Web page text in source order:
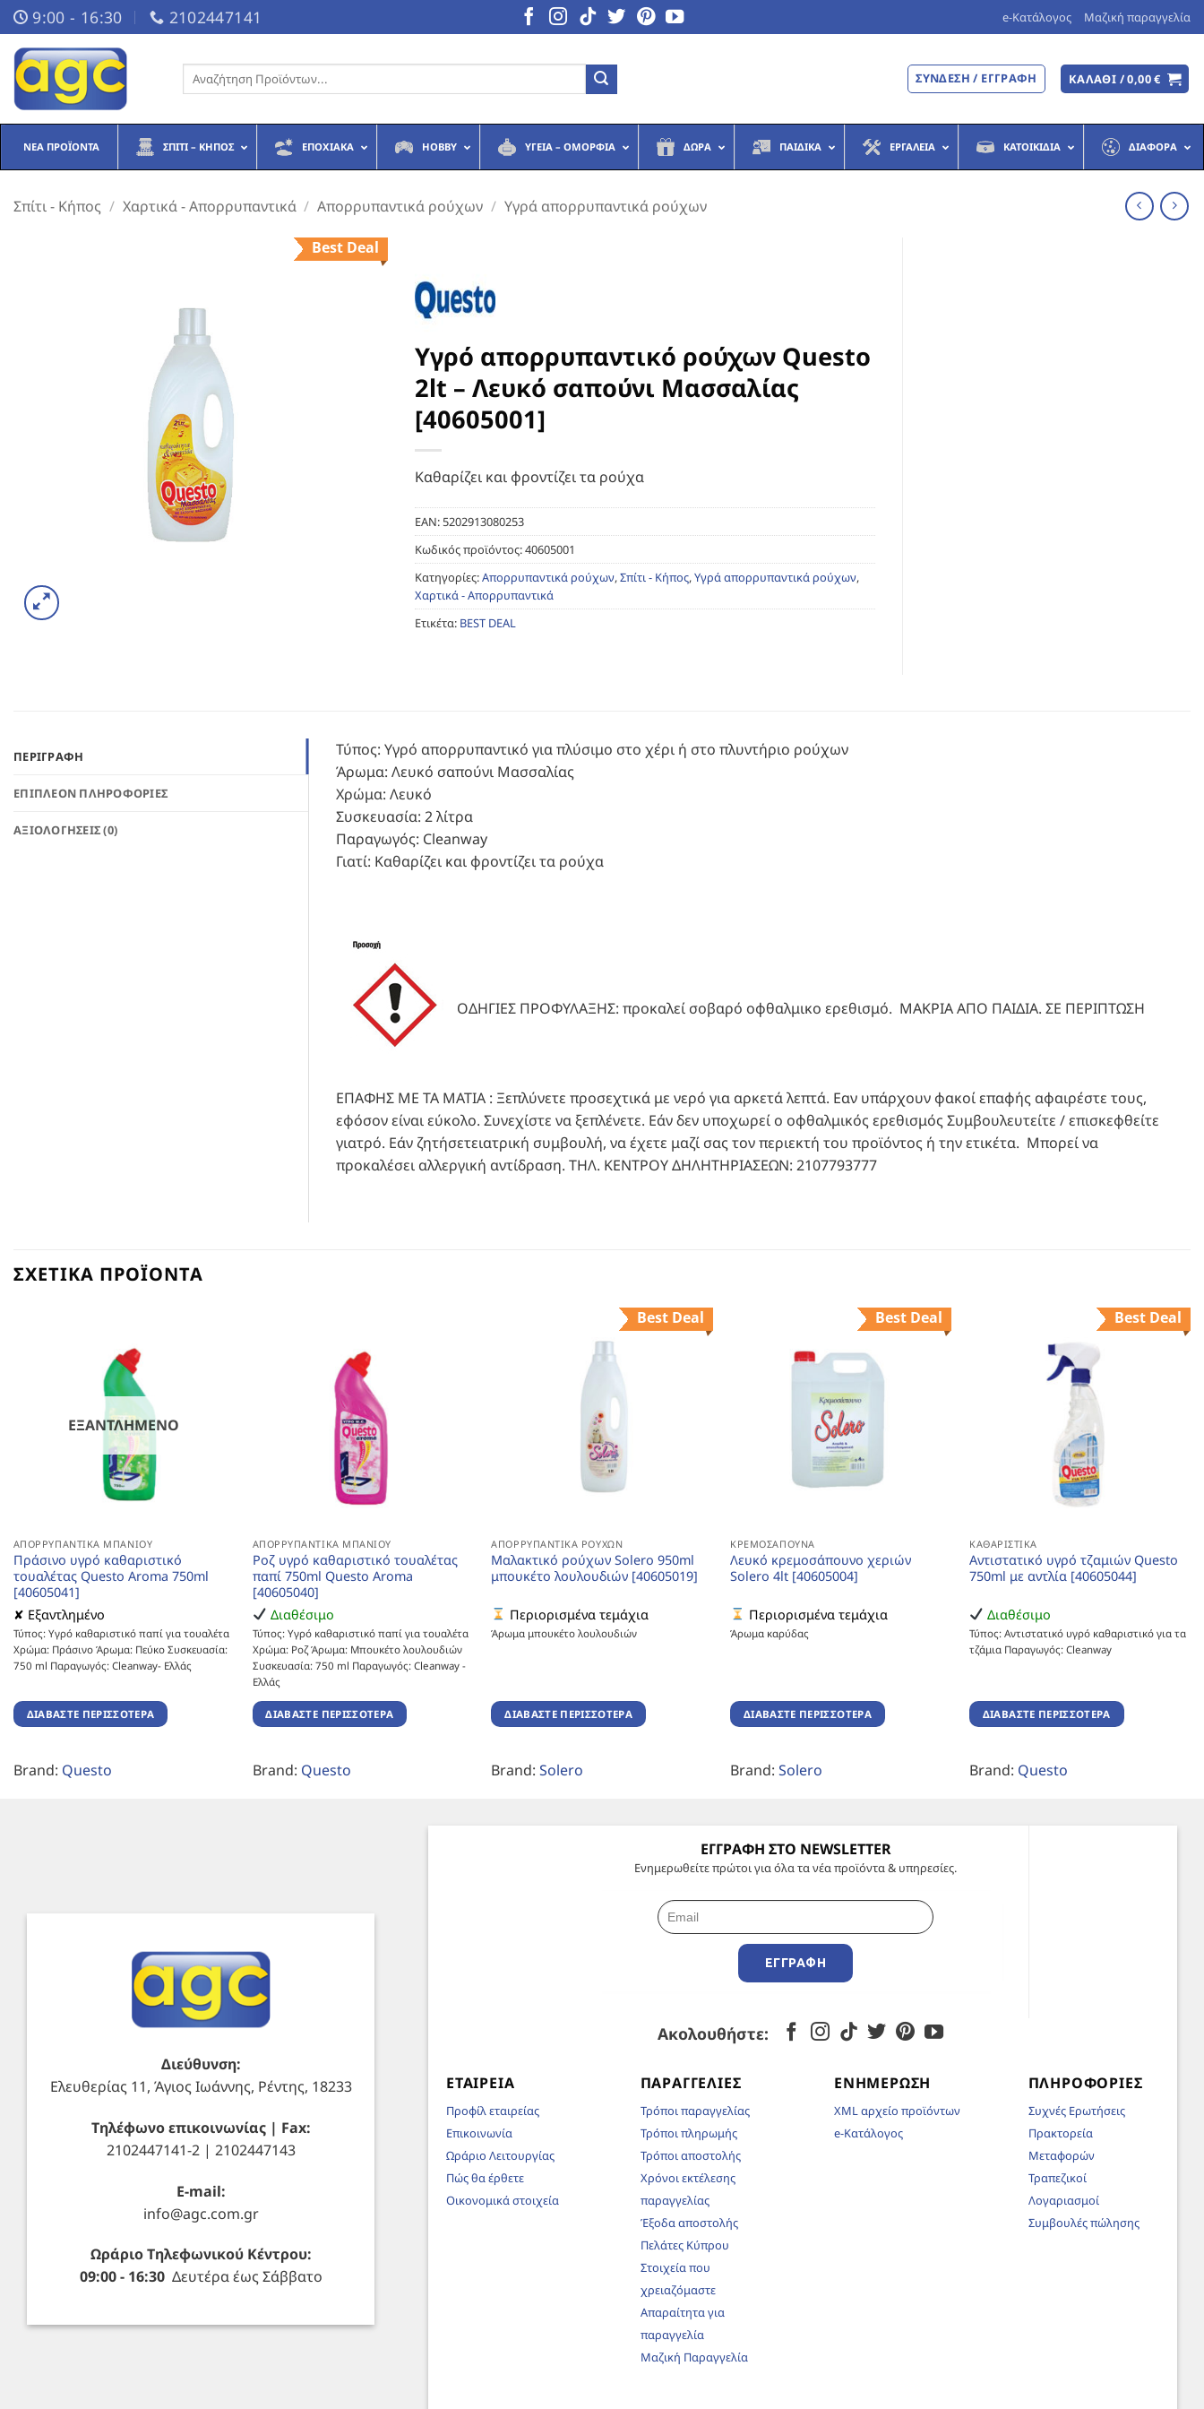
Μετάβαση
στο
περιεχόμενο
9:00 - 16:30 2102447141 e-Κατάλογος Μαζική παραγγελία
Αναζήτηση
ΣΎΝΔΕΣΗ / ΕΓΓΡΑΦΉ ΚΑΛΆΘΙ /0,00€
ΝΈΑ ΠΡΟΪΌΝΤΑ ΣΠΊΤΙ – ΚΉΠΟΣ ΕΠΟΧΙΑΚΆ HOBBY ΥΓΕΙΆ – ΟΜΟΡΦΙΆ ΔΏΡΑ ΠΑΙΔΙΚΆ ΕΡΓΑΛΕΊΑ ΚΑΤΟΙΚΊΔΙΑ ΔΙΆΦΟΡΑ
Σπίτι - Κήπος / Χαρτικά - Απορρυπαντικά / Απορρυπαντικά ρούχων / Υγρά απορρυπαντικά ρούχων
Best Deal
Υγρό απορρυπαντικό ρούχων Questo
2lt – Λευκό σαπούνι Μασσαλίας
[40605001]
Καθαρίζει και φροντίζει τα ρούχα
EAN:5202913080253
Κωδικός προϊόντος:40605001
Κατηγορίες:Απορρυπαντικά ρούχων,Σπίτι - Κήπος,Υγρά απορρυπαντικά ρούχων,
Χαρτικά - Απορρυπαντικά
Ετικέτα: BEST DEAL
ΠΕΡΙΓΡΑΦΉ
ΕΠΙΠΛΈΟΝ ΠΛΗΡΟΦΟΡΊΕΣ
ΑΞΙΟΛΟΓΉΣΕΙΣ (0)
Τύπος: Υγρό απορρυπαντικό για πλύσιμο στο χέρι ή στο πλυντήριο ρούχων
Άρωμα: Λευκό σαπούνι Μασσαλίας
Χρώμα: Λευκό
Συσκευασία: 2 λίτρα
Παραγωγός: Cleanway
Γιατί: Καθαρίζει και φροντίζει τα ρούχα
ΟΔΗΓΙΕΣ ΠΡΟΦΥΛΑΞΗΣ: προκαλεί σοβαρό οφθαλμικο ερεθισμό. ΜΑΚΡΙΑ ΑΠΟ ΠΑΙΔΙΑ. ΣΕ ΠΕΡΙΠΤΩΣΗ
ΕΠΑΦΗΣ ΜΕ ΤΑ ΜΑΤΙΑ : Ξεπλύνετε προσεχτικά με νερό για αρκετά λεπτά. Εαν υπάρχουν φακοί επαφής αφαιρέστε τους,
εφόσον είναι εύκολο. Συνεχίστε να ξεπλένετε. Εάν δεν υποχωρεί ο οφθαλμικός ερεθισμός Συμβουλευτείτε / επισκεφθείτε
γιατρό. Εάν ζητήσετειατρική συμβουλή, να έχετε μαζί σας τον περιεκτή του προϊόντος ή την ετικέτα. Μπορεί να
προκαλέσει αλλεργική αντίδραση. ΤΗΛ. ΚΕΝΤΡΟΥ ΔΗΛΗΤΗΡΙΑΣΕΩΝ: 2107793777
ΣΧΕΤΙΚΆ ΠΡΟΪΌΝΤΑ
ΕΞΑΝΤΛΗΜΈΝΟ
ΑΠΟΡΡΥΠΑΝΤΙΚΆ ΜΠΆΝΙΟΥ
Πράσινο υγρό καθαριστικό
τουαλέτας Questo Aroma 750ml
[40605041]
✘ Εξαντλημένο
Τύπος: Υγρό καθαριστικό παπί για τουαλέτα
Χρώμα: Πράσινο Άρωμα: Πεύκο Συσκευασία:
750 ml Παραγωγός: Cleanway- Ελλάς
ΔΙΑΒΆΣΤΕ ΠΕΡΙΣΣΌΤΕΡΑ
Brand: Questo
ΑΠΟΡΡΥΠΑΝΤΙΚΆ ΜΠΆΝΙΟΥ
Ροζ υγρό καθαριστικό τουαλέτας
παπί 750ml Questo Aroma
[40605040]
Διαθέσιμο
Τύπος: Υγρό καθαριστικό παπί για τουαλέτα
Χρώμα: Ροζ Άρωμα: Μπουκέτο λουλουδιών
Συσκευασία: 750 ml Παραγωγός: Cleanway -
Ελλάς
ΔΙΑΒΆΣΤΕ ΠΕΡΙΣΣΌΤΕΡΑ
Brand: Questo
Best Deal
ΑΠΟΡΡΥΠΑΝΤΙΚΆ ΡΟΎΧΩΝ
Μαλακτικό ρούχων Solero 950ml
μπουκέτο λουλουδιών [40605019]
Περιορισμένα τεμάχια
Άρωμα μπουκέτο λουλουδιών
ΔΙΑΒΆΣΤΕ ΠΕΡΙΣΣΌΤΕΡΑ
Brand:Solero
Best Deal
ΚΡΕΜΟΣΆΠΟΥΝΑ
Λευκό κρεμοσάπουνο χεριών
Solero 4lt [40605004]
Περιορισμένα τεμάχια
Άρωμα καρύδας
ΔΙΑΒΆΣΤΕ ΠΕΡΙΣΣΌΤΕΡΑ
Brand:Solero
Best Deal
ΚΑΘΑΡΙΣΤΙΚΆ
Αντιστατικό υγρό τζαμιών Questo
750ml με αντλία [40605044]
Διαθέσιμο
Τύπος: Αντιστατικό υγρό καθαριστικό για τα
τζάμια Παραγωγός: Cleanway
ΔΙΑΒΆΣΤΕ ΠΕΡΙΣΣΌΤΕΡΑ
Brand: Questo
Διεύθυνση:
Ελευθερίας 11, Άγιος Ιωάννης, Ρέντης, 18233
Τηλέφωνο επικοινωνίας | Fax:
2102447141-2 | 2102447143
E-mail:
info@agc.com.gr
Ωράριο Τηλεφωνικού Κέντρου:
09:00 - 16:30Δευτέρα έως Σάββατο
ΕΓΓΡΑΦΗ ΣΤΟ NEWSLETTER
Ενημερωθείτε πρώτοι για όλα τα νέα προϊόντα & υπηρεσίες.
ΕΓΓΡΑΦΉ
Ακολουθήστε:
ΕΤΑΙΡΕΊΑ
Προφίλ εταιρείας
Επικοινωνία
Ωράριο Λειτουργίας
Πώς θα έρθετε
Οικονομικά στοιχεία
ΠΑΡΑΓΓΕΛΊΕΣ
Τρόποι παραγγελίας
Τρόποι πληρωμής
Τρόποι αποστολής
Χρόνοι εκτέλεσης
παραγγελίας
Έξοδα αποστολής
Πελάτες Κύπρου
Στοιχεία που
χρειαζόμαστε
Απαραίτητα για
παραγγελία
Μαζική Παραγγελία
ΕΝΗΜΈΡΩΣΗ
XML αρχείο προϊόντων
e-Κατάλογος
ΠΛΗΡΟΦΟΡΊΕΣ
Συχνές Ερωτήσεις
Πρακτορεία
Μεταφορών
Τραπεζικοί
Λογαριασμοί
Συμβουλές πώλησης